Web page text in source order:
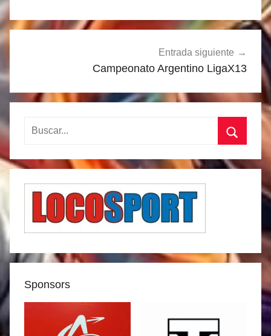
Entrada siguiente
Campeonato Argentino LigaX13
Buscar:
Buscar
Sponsors